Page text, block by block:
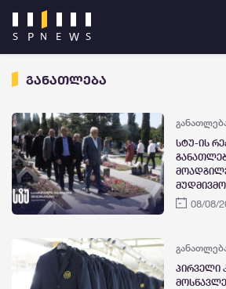
განათლება
სტუ-ის
ომის
08/08/
პირველი